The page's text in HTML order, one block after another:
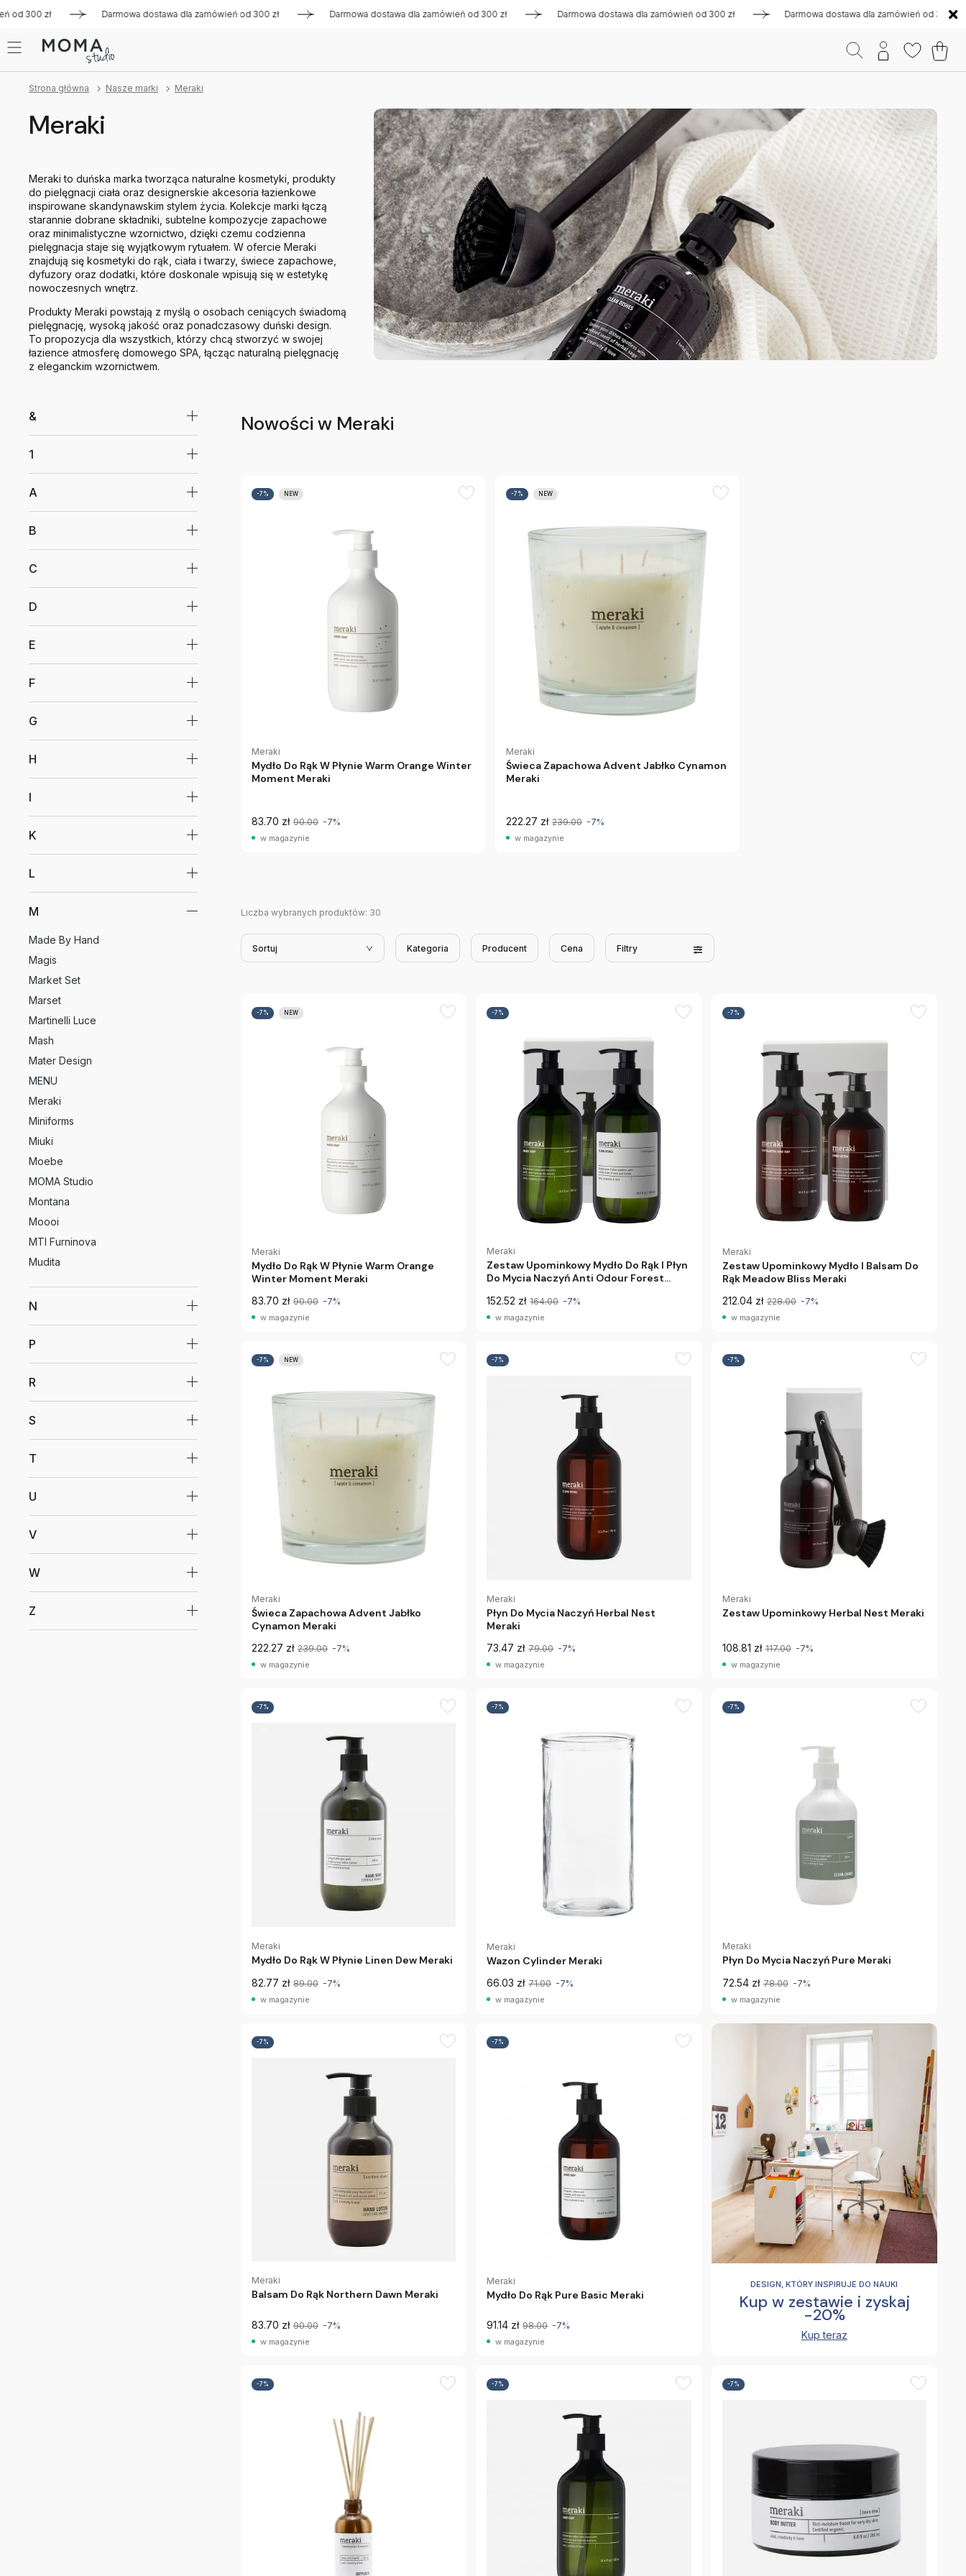
zł Darmowa dostawa dla zamówień od 300 zł Darmowa dostawa dla zamówień od 300 zł Darmowa dostawa dla zamówień od 300 zł Darmowa dostawa dla zamówień od 300 zł
Strona główna Nasze marki Meraki
Meraki
Meraki to duńska marka tworząca naturalne kosmetyki, produkty
do pielęgnacji ciała oraz designerskie akcesoria łazienkowe
inspirowane skandynawskim stylem życia. Kolekcje marki łączą
starannie dobrane składniki, subtelne kompozycje zapachowe
oraz minimalistyczne wzornictwo, dzięki czemu codzienna
pielęgnacja staje się wyjątkowym rytuałem. W ofercie Meraki
znajdują się kosmetyki do rąk, ciała i twarzy, świece zapachowe,
dyfuzory oraz dodatki, które doskonale wpisują się w estetykę
nowoczesnych wnętrz.
Produkty Meraki powstają z myślą o osobach ceniących świadomą
pielęgnację, wysoką jakość oraz ponadczasowy duński design.
To propozycja dla wszystkich, którzy chcą stworzyć w swojej
łazience atmosferę domowego SPA, łącząc naturalną pielęgnację
z eleganckim wzornictwem.
&
1
A
B
C
D
E
F
G
H
I
K
L
M
Made By Hand
Magis
Market Set
Marset
Martinelli Luce
Mash
Mater Design
MENU
Meraki
Miniforms
Miuki
Moebe
MOMA Studio
Montana
Moooi
MTI Furninova
Mudita
N
P
R
S
T
U
V
W
Z
Nowości w Meraki
-7% NEW
Meraki
Mydło Do Rąk W Płynie Warm Orange Winter
Moment Meraki
83.70 zł 90.00 -7%
w magazynie
-7% NEW
Meraki
Świeca Zapachowa Advent Jabłko Cynamon
Meraki
222.27 zł 239.00 -7%
w magazynie
Liczba wybranych produktów: 30
Sortuj Kategoria Producent Cena Filtry
-7% NEW
Meraki
Mydło Do Rąk W Płynie Warm Orange
Winter Moment Meraki
83.70 zł 90.00 -7%
w magazynie
-7%
Meraki
Zestaw Upominkowy Mydło Do Rąk I Płyn
Do Mycia Naczyń Anti Odour Forest
152.52 zł 164.00 -7%
w magazynie
-7%
Meraki
Zestaw Upominkowy Mydło I Balsam Do
Rąk Meadow Bliss Meraki
212.04 zł 228.00 -7%
w magazynie
-7% NEW
Meraki
Świeca Zapachowa Advent Jabłko
Cynamon Meraki
222.27 zł 239.00 -7%
w magazynie
-7%
Meraki
Płyn Do Mycia Naczyń Herbal Nest
Meraki
73.47 zł 79.00 -7%
w magazynie
-7%
Meraki
Zestaw Upominkowy Herbal Nest Meraki
108.81 zł 117.00 -7%
w magazynie
-7%
Meraki
Mydło Do Rąk W Płynie Linen Dew Meraki
82.77 zł 89.00 -7%
w magazynie
-7%
Meraki
Wazon Cylinder Meraki
66.03 zł 71.00 -7%
w magazynie
-7%
Meraki
Płyn Do Mycia Naczyń Pure Meraki
72.54 zł 78.00 -7%
w magazynie
-7%
Meraki
Balsam Do Rąk Northern Dawn Meraki
83.70 zł 90.00 -7%
w magazynie
-7%
Meraki
Mydło Do Rąk Pure Basic Meraki
91.14 zł 98.00 -7%
w magazynie
DESIGN, KTÓRY INSPIRUJE DO NAUKI
Kup w zestawie i zyskaj
-20%
Kup teraz
-7% -7% -7%